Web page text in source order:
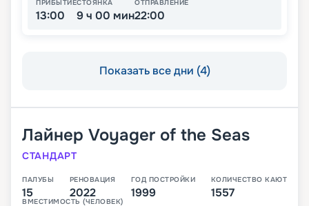
ПРИБЫТИЕ
13:00
СТОЯНКА
9 ч 00 мин
ОТПРАВЛЕНИЕ
22:00
Показать все дни (4)
Лайнер Voyager of the Seas
СТАНДАРТ
ПАЛУБЫ
15
РЕНОВАЦИЯ
2022
ГОД ПОСТРОЙКИ
1999
КОЛИЧЕСТВО КАЮТ
1557
ВМЕСТИМОСТЬ (ЧЕЛОВЕК)